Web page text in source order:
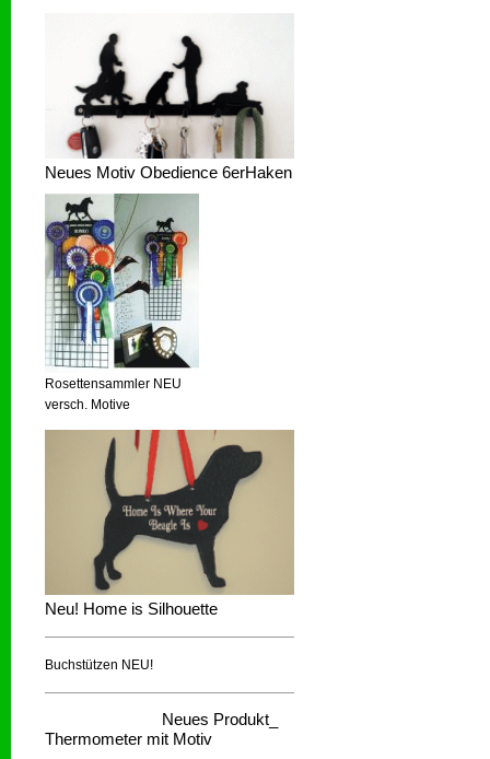
Neues Motiv Obedience 6erHaken
Rosettensammler NEU
versch. Motive
Neu! Home is Silhouette
Buchstützen NEU!
Neues Produkt_
Thermometer mit Motiv